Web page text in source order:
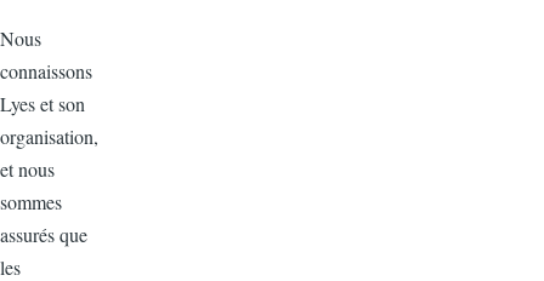
Nous
connaissons
Lyes et son
organisation,
et nous
sommes
assurés que
les